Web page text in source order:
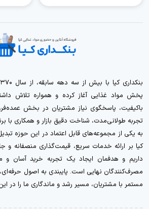
پخش مواد غذایی آغاز کرده و همواره تلاش
باکیفیت، پاسخگوی نیاز مشتریان در بخش
تجربه طولانی‌مدت، شناخت دقیق بازار و همکاری با
به یکی از مجموعه‌های قابل اعتماد در این حوزه
کیا بر ارائه خدمات سریع، قیمت‌گذاری منصفانه و
داریم و هدفمان ایجاد یک تجربه خرید آسان و
مصرف‌کنندگان نهایی است. پایبندی به اصول
مستمر با مشتریان، مسیر رشد و ماندگاری ما را در